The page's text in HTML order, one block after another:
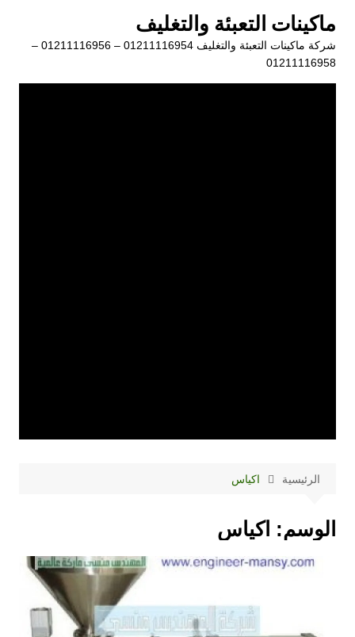
المحتوى
ماكينات التعبئة والتغليف
شركة ماكينات التعبئة والتغليف 01211116954 – 01211116956 –
01211116958
الرئيسية اكياس
الوسم: اكياس